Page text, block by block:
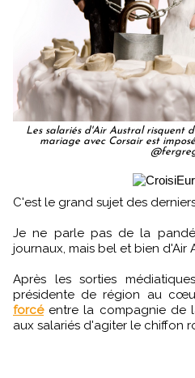
Les salariés d'Air Austral risquent
mariage avec Corsair est
C'est le grand sujet des
Je ne parle pas de la
journaux, mais bel et bien d'Air
Après les sorties
présidente de région au
forcéentre la compagnie de
aux salariés d'agiter le chiffon